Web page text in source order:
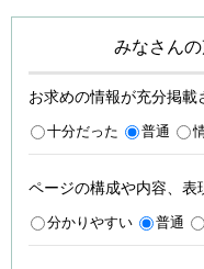
みなさん
お求めの情報が充分掲載
十分だった 普通
ページの構成や内容、表
分かりやすい 普通